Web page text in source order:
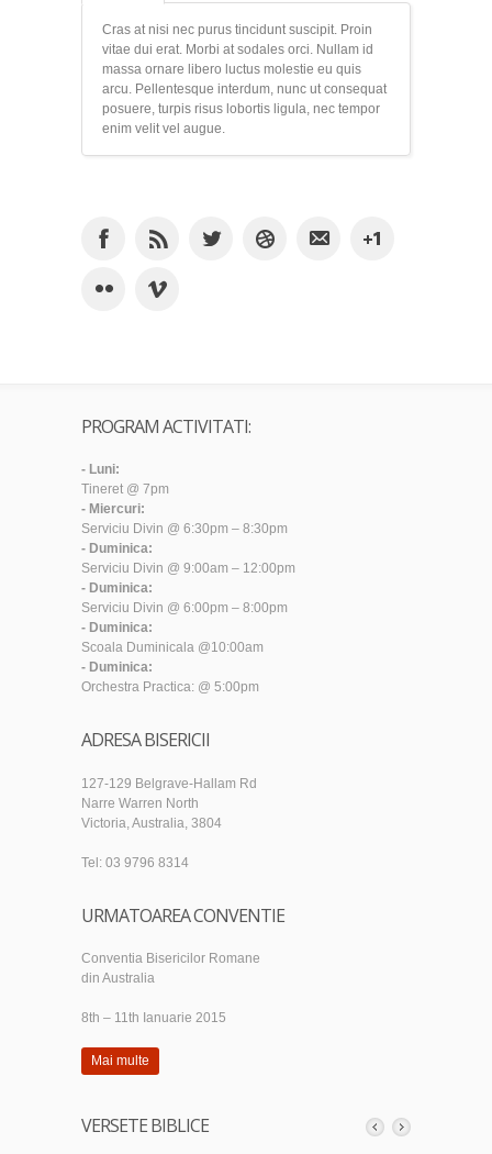
Cras at nisi nec purus tincidunt suscipit. Proin
vitae dui erat. Morbi at sodales orci. Nullam id
massa ornare libero luctus molestie eu quis
arcu. Pellentesque interdum, nunc ut consequat
posuere, turpis risus lobortis ligula, nec tempor
enim velit vel augue.
PROGRAM ACTIVITATI:
- Luni:
Tineret @ 7pm
- Miercuri:
Serviciu Divin @ 6:30pm – 8:30pm
- Duminica:
Serviciu Divin @ 9:00am – 12:00pm
- Duminica:
Serviciu Divin @ 6:00pm – 8:00pm
- Duminica:
Scoala Duminicala @10:00am
- Duminica:
Orchestra Practica: @ 5:00pm
ADRESA BISERICII
127-129 Belgrave-Hallam Rd
Narre Warren North
Victoria, Australia, 3804
Tel: 03 9796 8314
URMATOAREA CONVENTIE
Conventia Bisericilor Romane
din Australia
8th – 11th Ianuarie 2015
Mai multe
VERSETE BIBLICE